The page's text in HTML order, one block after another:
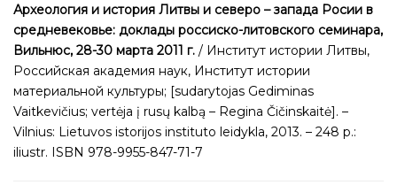
Археология и история Литвы и северо – запада Росии в
средневековье: доклады россиско-литовского семинара,
Вильнюс, 28-30 марта 2011 г. / Институт истории Литвы,
Российская академия наук, Институт истории
материальной культуры; [sudarytojas Gediminas
Vaitkevičius; vertėja į rusų kalbą – Regina Čičinskaitė]. –
Vilnius: Lietuvos istorijos instituto leidykla, 2013. – 248 p.:
iliustr. ISBN 978-9955-847-71-7